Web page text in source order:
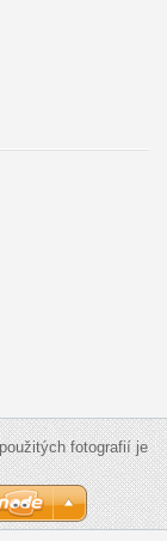
fotografií je